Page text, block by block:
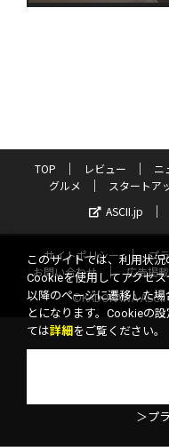
TOP レビュー ニ
グルメ
スタートア
ASCII.jp
サイトポリシー プ
お問い合わせ
広告掲載
©KADOKAWA
このサイトでは、利用状況
Cookieを使用してアクセ
以降のページに遷移した
とになります。Cookieの
ては詳細 をご覧ください。
＞プ